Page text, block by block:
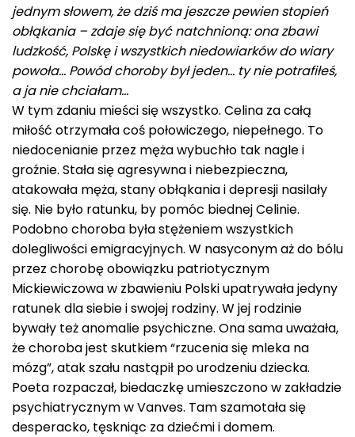
jednym słowem, że dziś ma jeszcze pewien stopień
obłąkania – zdaje się być natchnioną: ona zbawi
ludzkość, Polskę i wszystkich niedowiarków do wiary
powoła… Powód choroby był jeden… ty nie potrafiłeś,
a ja nie chciałam…
W tym zdaniu mieści się wszystko. Celina za całą
miłość otrzymała coś połowiczego, niepełnego. To
niedocenianie przez męża wybuchło tak nagle i
groźnie. Stała się agresywna i niebezpieczna,
atakowała męża, stany obłąkania i depresji nasilały
się. Nie było ratunku, by pomóc biednej Celinie.
Podobno choroba była stężeniem wszystkich
dolegliwości emigracyjnych. W nasyconym aż do bólu
przez chorobę obowiązku patriotycznym
Mickiewiczowa w zbawieniu Polski upatrywała jedyny
ratunek dla siebie i swojej rodziny. W jej rodzinie
bywały też anomalie psychiczne. Ona sama uważała,
że choroba jest skutkiem “rzucenia się mleka na
mózg”, atak szału nastąpił po urodzeniu dziecka.
Poeta rozpaczał, biedaczkę umieszczono w zakładzie
psychiatrycznym w Vanves. Tam szamotała się
desperacko, tęskniąc za dziećmi i domem.